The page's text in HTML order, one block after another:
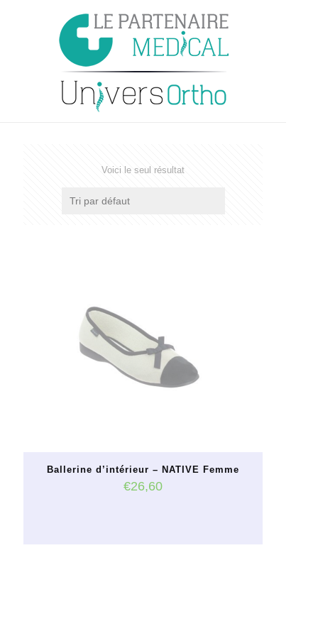
Voici le seul résultat
Ballerine d’intérieur – NATIVE Femme
€26,60